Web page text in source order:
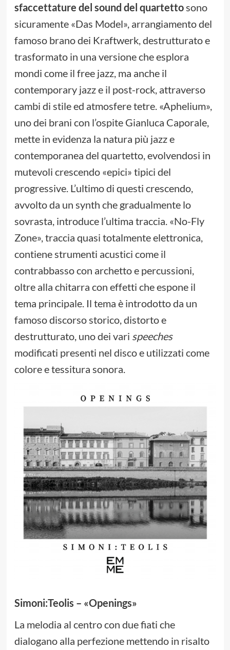
sfaccettature del sound del quartettosono
sicuramente «Das Model», arrangiamento del
famoso brano dei Kraftwerk, destrutturato e
trasformato in una versione che esplora
mondi come il free jazz, ma anche il
contemporary jazz e il post-rock, attraverso
cambi di stile ed atmosfere tetre. «Aphelium»,
uno dei brani con l’ospite Gianluca Caporale,
mette in evidenza la natura più jazz e
contemporanea del quartetto, evolvendosi in
mutevoli crescendo «epici» tipici del
progressive. L’ultimo di questi crescendo,
avvolto da un synth che gradualmente lo
sovrasta, introduce l’ultima traccia. «No-Fly
Zone», traccia quasi totalmente elettronica,
contiene strumenti acustici come il
contrabbasso con archetto e percussioni,
oltre alla chitarra con effetti che espone il
tema principale. Il tema è introdotto da un
famoso discorso storico, distorto e
destrutturato, uno dei vari speeches
modificati presenti nel disco e utilizzati come
colore e tessitura sonora.
Simoni:Teolis – «Openings»
La melodia al centro con due fiati che
dialogano alla perfezione mettendo in risalto